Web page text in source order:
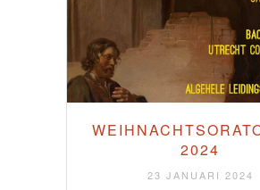
2024
23 JANUARI 2024